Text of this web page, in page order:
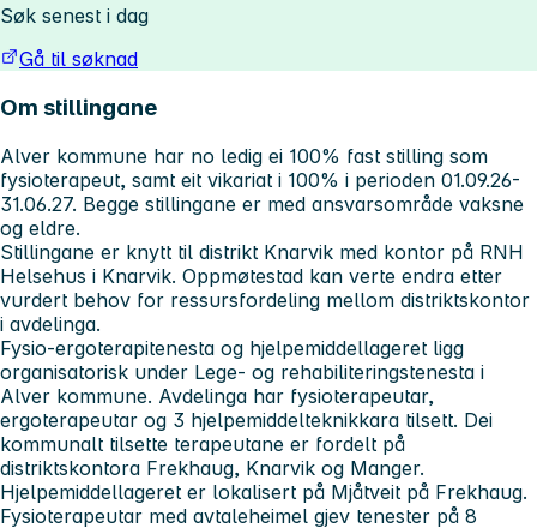
Søk senest i dag
Gå til søknad
Om stillingane
Alver kommune har no ledig ei 100% fast stilling som
fysioterapeut, samt eit vikariat i 100% i perioden 01.09.26-
31.06.27. Begge stillingane er med ansvarsområde vaksne
og eldre.
Stillingane er knytt til distrikt Knarvik med kontor på RNH
Helsehus i Knarvik. Oppmøtestad kan verte endra etter
vurdert behov for ressursfordeling mellom distriktskontor
i avdelinga.
Fysio-ergoterapitenesta og hjelpemiddellageret ligg
organisatorisk under Lege- og rehabiliteringstenesta i
Alver kommune. Avdelinga har fysioterapeutar,
ergoterapeutar og 3 hjelpemiddelteknikkara tilsett. Dei
kommunalt tilsette terapeutane er fordelt på
distriktskontora Frekhaug, Knarvik og Manger.
Hjelpemiddellageret er lokalisert på Mjåtveit på Frekhaug.
Fysioterapeutar med avtaleheimel gjev tenester på 8